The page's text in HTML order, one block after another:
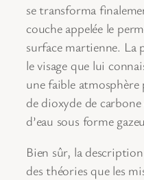
se transforma
couche appelée le
surface martienne. La
le visage que lui
une faible
de dioxyde de
d’eau sous forme
Bien sûr, la
des théories que les